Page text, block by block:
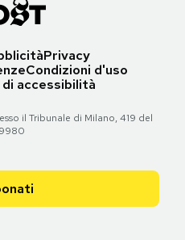
Privacy
Condizioni d'uso
accessibilità
il Tribunale di Milano, 419 del